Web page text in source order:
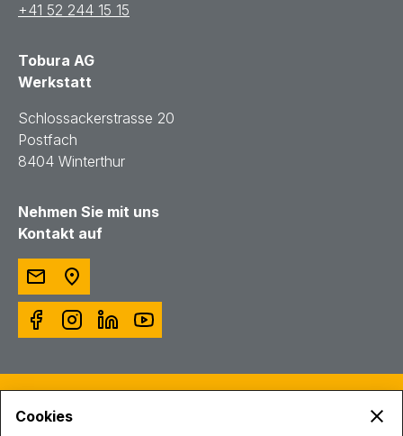
+41 52 244 15 15
Tobura AG
Werkstatt
Schlossackerstrasse 20
Postfach
8404 Winterthur
Nehmen Sie mit uns
Kontakt auf
Intranet
Cookies